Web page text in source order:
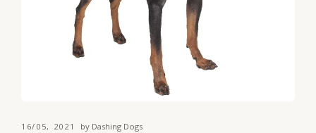
16/05, 2021 by Dashing Dogs